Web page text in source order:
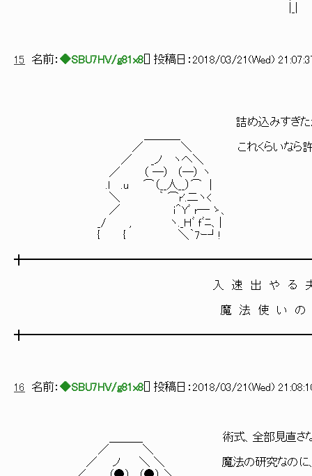
15 名前： ◆SBU7HV/g81x8 ] 投稿日： 2018/03/21(Wed)
詰め込みすぎたかな
／ ＼ これくらいなら許容範囲だと
／ _ノ ヽへ＼
／ （ ―） （―） ヽ
.l .u ⌒（__人__）⌒ |
＼ ｀ ⌒r'.二ヽ<
／ ｉ＾Yﾞ r─ ゝ、
_/ , ヽ._Ｈﾞ ｆﾞﾆ、|
{ { ＼｀7ｰ┘!
入 速 出 や る 夫 （１
魔 法 使 い の 弟
16 名前： ◆SBU7HV/g81x8 ] 投稿日： 2018/03/21(Wed)
＿＿＿ 術式、全部見直さないとダ
／ ＼
／ ノ ＼ ＼ 魔法の研究なのに、やってる事